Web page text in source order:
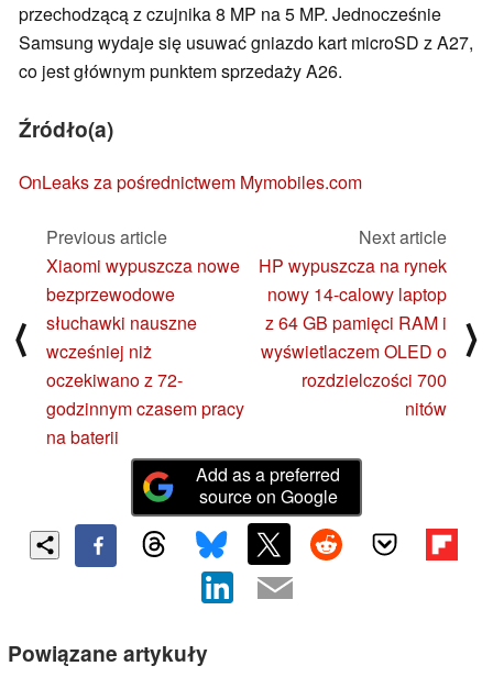
przechodzącą z czujnika 8 MP na 5 MP. Jednocześnie
Samsung wydaje się usuwać gniazdo kart microSD z A27,
co jest głównym punktem sprzedaży A26.
Źródło(a)
OnLeaks za pośrednictwem Mymobiles.com
⟨
Previous article
Xiaomi wypuszcza nowe
bezprzewodowe
słuchawki nauszne
wcześniej niż
oczekiwano z 72-
godzinnym czasem pracy
na baterii
Next article
HP wypuszcza na rynek
nowy 14-calowy laptop
z 64 GB pamięci RAM i
wyświetlaczem OLED o
rozdzielczości 700
nitów
⟩
Add as a preferred
source on Google
Powiązane artykuły